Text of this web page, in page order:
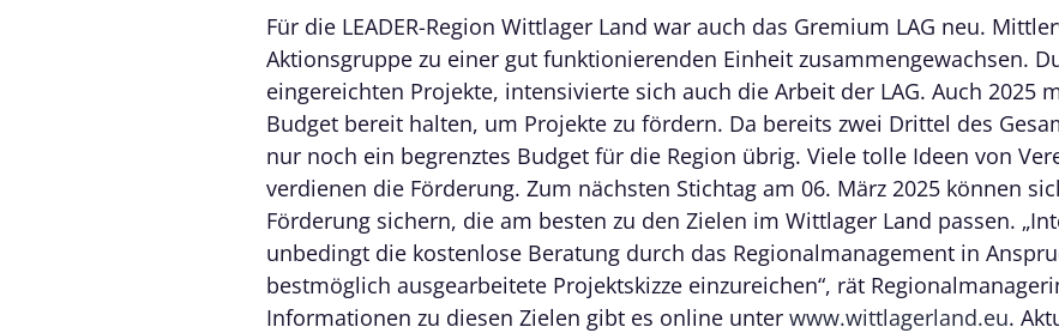
Für die LEADER-Region Wittlager Land war auch das Gremium LAG neu.
Aktionsgruppe zu einer gut funktionierenden Einheit zusammengewachsen.
eingereichten Projekte, intensivierte sich auch die Arbeit der LAG. Auch 2025
Budget bereit halten, um Projekte zu fördern. Da bereits zwei Drittel des
nur noch ein begrenztes Budget für die Region übrig. Viele tolle Ideen von
verdienen die Förderung. Zum nächsten Stichtag am 06. März 2025 können
Förderung sichern, die am besten zu den Zielen im Wittlager Land passen.
unbedingt die kostenlose Beratung durch das Regionalmanagement in
bestmöglich ausgearbeitete Projektskizze einzureichen“, rät
Informationen zu diesen Zielen gibt es online unter www.wittlagerland.eu.